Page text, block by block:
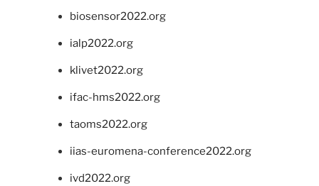
biosensor2022.org
ialp2022.org
klivet2022.org
ifac-hms2022.org
taoms2022.org
iias-euromena-conference2022.org
ivd2022.org